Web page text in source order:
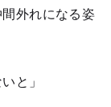
外れになる姿
と」